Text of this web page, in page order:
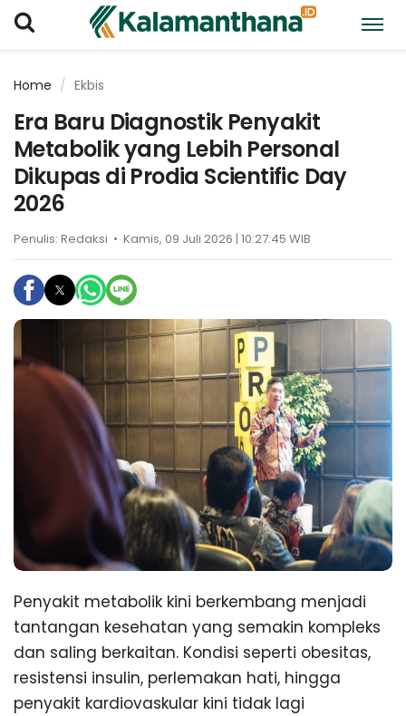
Home Ekbis
Era Baru Diagnostik Penyakit
Metabolik yang Lebih Personal
Dikupas di Prodia Scientific Day
2026
Penulis: Redaksi • Kamis, 09 Juli 2026 | 10:27:45 WIB
Penyakit metabolik kini berkembang menjadi
tantangan kesehatan yang semakin kompleks
dan saling berkaitan. Kondisi seperti obesitas,
resistensi insulin, perlemakan hati, hingga
penyakit kardiovaskular kini tidak lagi